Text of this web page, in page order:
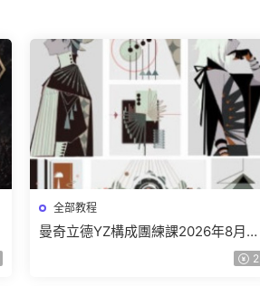
全部教程
曼奇立德YZ構成團練課2026年8月已
2